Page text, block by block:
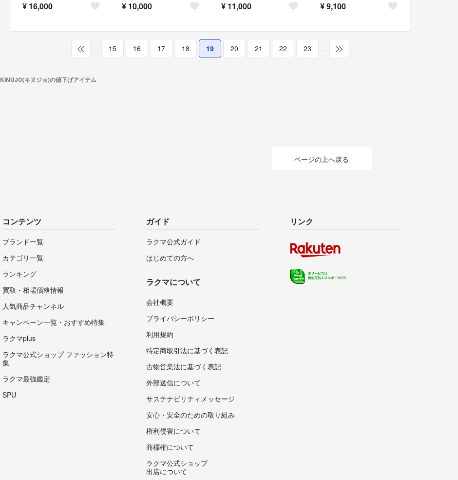
¥ 16,000 ¥ 10,000 ¥ 11,000 ¥9,100
15 16 17 18 19 20 21 22 23
KINUJO(キヌジョ)の値下げアイテム
ページの上へ戻る
コンテンツ
ブランド一覧
カテゴリ一覧
ランキング
買取・相場価格情報
人気商品チャンネル
キャンペーン一覧・おすすめ特集
ラクマplus
ラクマ公式ショップ ファッション特
集
ラクマ最強鑑定
SPU
ガイド
ラクマ公式ガイド
はじめての方へ
ラクマについて
会社概要
プライバシーポリシー
利用規約
特定商取引法に基づく表記
古物営業法に基づく表記
外部送信について
サステナビリティメッセージ
安心・安全のための取り組み
権利侵害について
商標権について
ラクマ公式ショップ
出店について
リンク